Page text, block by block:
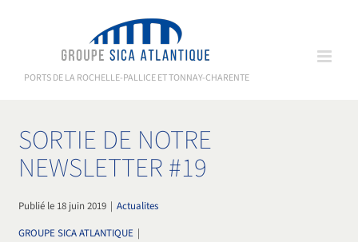
PORTS DE LA ROCHELLE-PALLICE ET TONNAY-CHARENTE
SORTIE DE NOTRE
NEWSLETTER #19
Publié le 18 juin 2019 | Actualites
GROUPE SICA ATLANTIQUE |